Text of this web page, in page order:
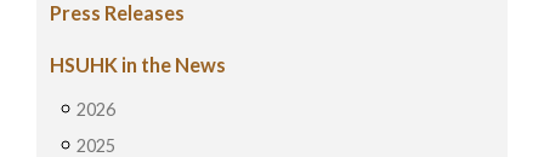
Press Releases
HSUHK in the News
2026
2025